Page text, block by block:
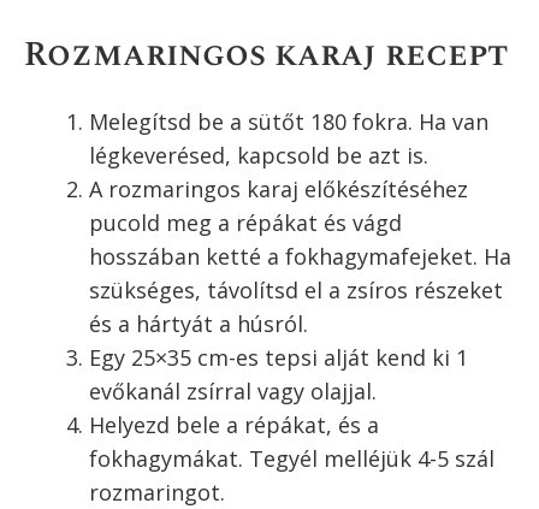
Rozmaringos karaj recept
Melegítsd be a sütőt 180 fokra. Ha van
légkeverésed, kapcsold be azt is.
A rozmaringos karaj előkészítéséhez
pucold meg a répákat és vágd
hosszában ketté a fokhagymafejeket. Ha
szükséges, távolítsd el a zsíros részeket
és a hártyát a húsról.
Egy 25×35 cm-es tepsi alját kend ki 1
evőkanál zsírral vagy olajjal.
Helyezd bele a répákat, és a
fokhagymákat. Tegyél melléjük 4-5 szál
rozmaringot.